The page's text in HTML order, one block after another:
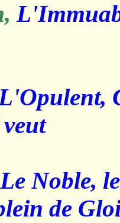
Noble,
de